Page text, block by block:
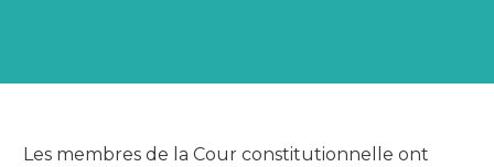
Les membres de la Cour constitutionnelle ont